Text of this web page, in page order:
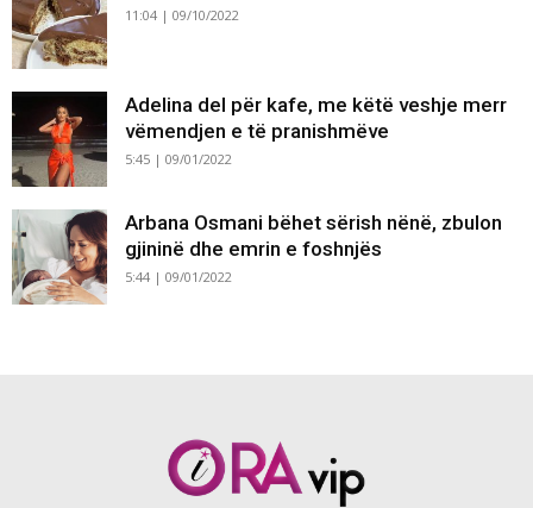
11:04 | 09/10/2022
Adelina del për kafe, me këtë veshje merr
vëmendjen e të pranishmëve
5:45 | 09/01/2022
Arbana Osmani bëhet sërish nënë, zbulon
gjininë dhe emrin e foshnjës
5:44 | 09/01/2022